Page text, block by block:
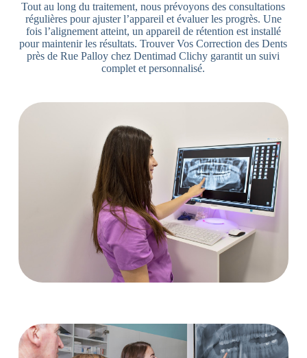
Tout au long du traitement, nous prévoyons des consultations
régulières pour ajuster l’appareil et évaluer les progrès. Une
fois l’alignement atteint, un appareil de rétention est installé
pour maintenir les résultats. Trouver Vos Correction des Dents
près de Rue Palloy chez Dentimad Clichy garantit un suivi
complet et personnalisé.